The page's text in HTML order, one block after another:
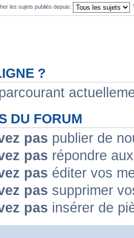
les sujets publiés depuis:
?
DU FORUM
pas publier de
pas répondre
pas éditer vos
pas supprimer
pas insérer de